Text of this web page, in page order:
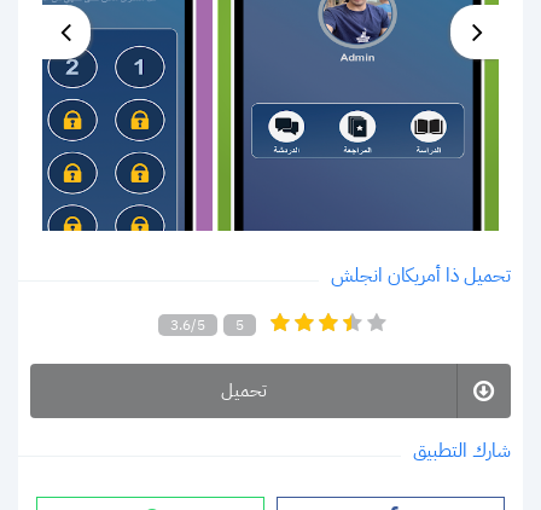
تحميل ذا أمريكان انجلش
3.6/5 5
تحميل
شارك التطبيق